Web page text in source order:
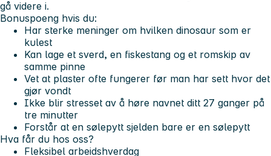
gå videre i.
Bonuspoeng hvis du:
Har sterke meninger om hvilken dinosaur som er
kulest
Kan lage et sverd, en fiskestang og et romskip av
samme pinne
Vet at plaster ofte fungerer før man har sett hvor det
gjør vondt
Ikke blir stresset av å høre navnet ditt 27 ganger på
tre minutter
Forstår at en sølepytt sjelden bare er en sølepytt
Hva får du hos oss?
Fleksibel arbeidshverdag